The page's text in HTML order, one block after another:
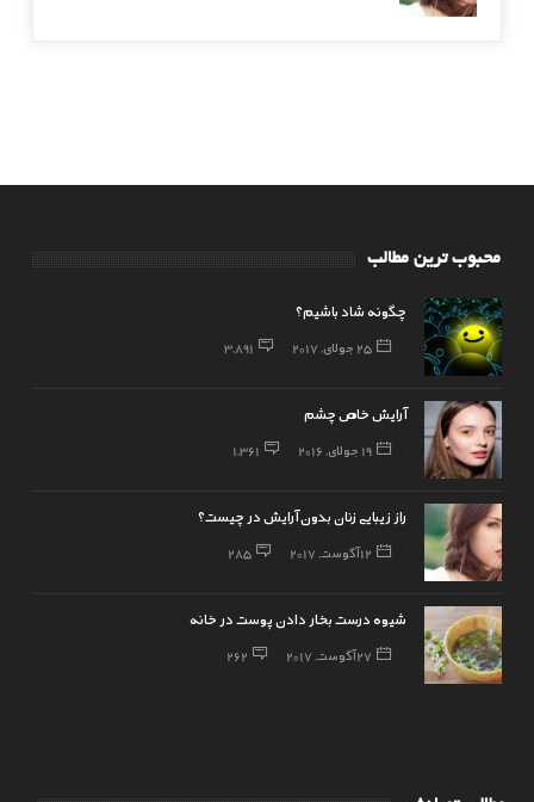
محبوب ترین مطالب
چگونه شاد باشیم؟
25 جولای, 2017 3,891
آرایش خاص چشم
19 جولای, 2016 1,361
راز زیبایی زنان بدون آرایش در چیست؟
12 آگوست, 2017 285
شیوه درست بخار دادن پوست در خانه
27 آگوست, 2017 262